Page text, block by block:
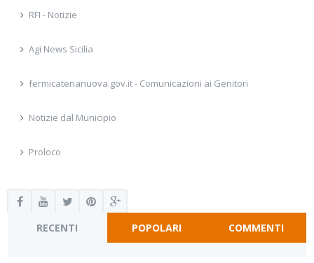
RFI - Notizie
Agi News Sicilia
fermicatenanuova.gov.it - Comunicazioni ai Genitori
Notizie dal Municipio
Proloco
RECENTI POPOLARI COMMENTI